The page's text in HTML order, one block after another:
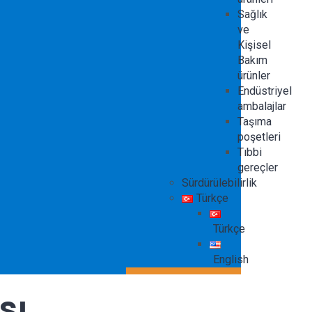
Sağlık
ve
Kişisel
Bakım
ürünler
Endüstriyel
ambalajlar
Taşıma
poşetleri
Tıbbi
gereçler
Sürdürülebilirlik
Türkçe
Türkçe
English